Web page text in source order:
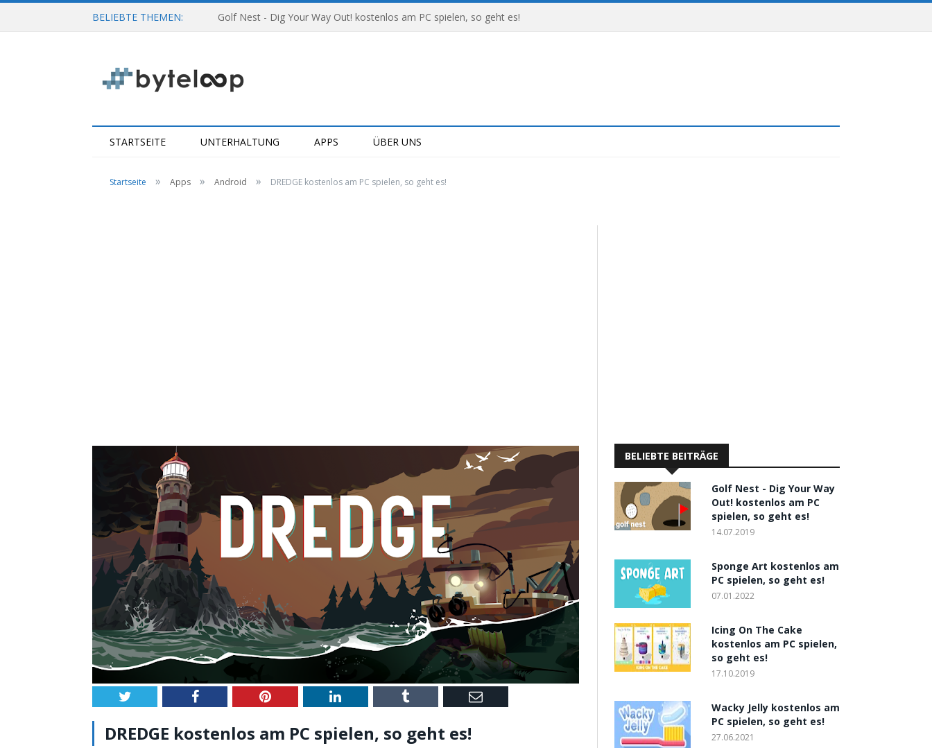
BELIEBTE THEMEN: Golf Nest - Dig Your Way Out! kostenlos am PC spielen, so geht es!
STARTSEITE UNTERHALTUNG APPS ÜBER UNS
Startseite » Apps » Android » DREDGE kostenlos am PC spielen, so geht es!
Twitter Facebook Pinterest LinkedIn Tumblr Email
DREDGE kostenlos am PC spielen, so geht es!
BELIEBTE BEITRÄGE
Golf Nest - Dig Your Way
Out! kostenlos am PC
spielen, so geht es!
14.07.2019
Sponge Art kostenlos am
PC spielen, so geht es!
07.01.2022
Icing On The Cake
kostenlos am PC spielen,
so geht es!
17.10.2019
Wacky Jelly kostenlos am
PC spielen, so geht es!
27.06.2021